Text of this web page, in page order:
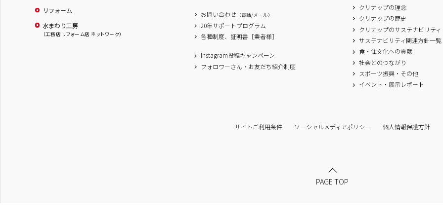
リフォーム
水まわり工房
（工務店 リフォーム店 ネットワーク）
お問い合わせ （電話/メール）
20年サポートプログラム
各種制度、証明書［業者様］
Instagram投稿キャンペーン
フォロワーさん・お友だち紹介制度
クリナップの理念
クリナップの歴史
クリナップのサステナビリティ
サステナビリティ関連方針一覧
食・住文化への貢献
社会とのつながり
スポーツ振興・その他
イベント・展示レポート
サイトご利用条件 ソーシャルメディアポリシー 個人情報保護方針
PAGE TOP